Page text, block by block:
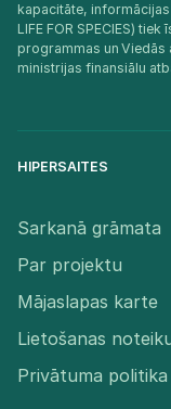
kapacitāte, informācijas
LIFE FOR SPECIES)
programmas un
ministrijas finansiālu
HIPERSAITES
Sarkanā grāmata
Par projektu
Mājaslapas karte
Lietošanas
Privātuma politika